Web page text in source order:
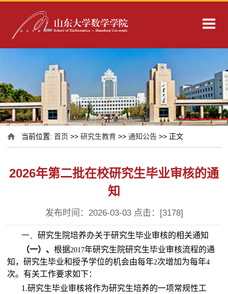
当前位置:首页 >>研究生教育 >>通知公告 >> 正文
2026年第二批在校研究生毕业审核的通
知
发布时间：2026-03-03 点击：[3178]
一、研究生院培养办关于研究生毕业审核的相关通知
（一）、根据2017年研究生院研究生毕业审核流程的通
知，研究生毕业和授予学位的机会由每年2次增加为每年4
次。有关工作要求如下：
1.研究生毕业审核将作为研究生培养的一项常规性工